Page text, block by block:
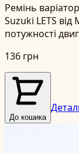
Ремінь
Suzuki LETS
потужності
136 грн
До кошика